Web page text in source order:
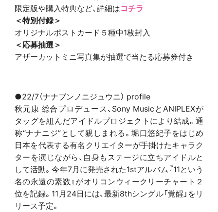
限定版や購入特典など、詳細はコチラ
＜特別付録＞
オリジナルポストカード５種中1枚封入
＜応募抽選＞
​アザーカットミニ写真集が抽選で当たる応募券付き
●22/7（ナナブンノニジュウニ） profile
秋元康 総合プロデュース、Sony MusicとANIPLEXが
タッグを組んだアイドルプロジェクトにより結成。通
称“ナナニジ”として親しまれる。堀口悠紀子をはじめ
日本を代表する有名クリエイターが手掛けたキャラク
ターを演じながら、自身もステージに立ちアイドルと
して活動。今年7月に発売された1stアルバム『11という
名の永遠の素数』がオリコンウィークリーチャート２
位を記録。11月24日には、最新8thシングル「覚醒」をリ
リース予定。